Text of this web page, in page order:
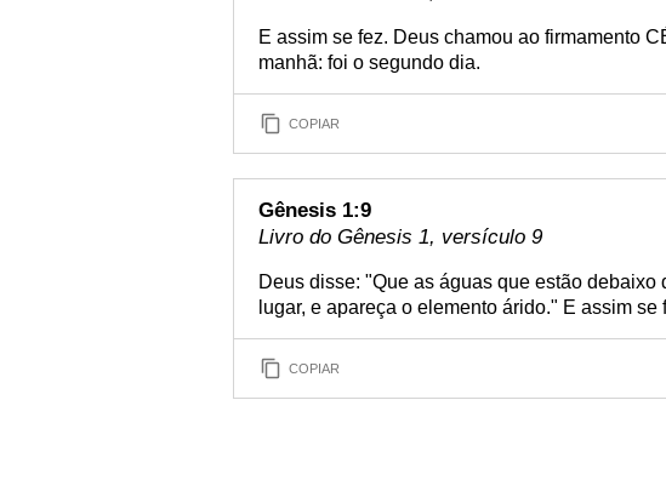
E assim se fez. Deus chamou ao firmamento
manhã: foi o segundo dia.
COPIAR
Gênesis 1:9
Livro do Gênesis 1, versículo 9
Deus disse: "Que as águas que estão debaixo
lugar, e apareça o elemento árido." E assim se
COPIAR